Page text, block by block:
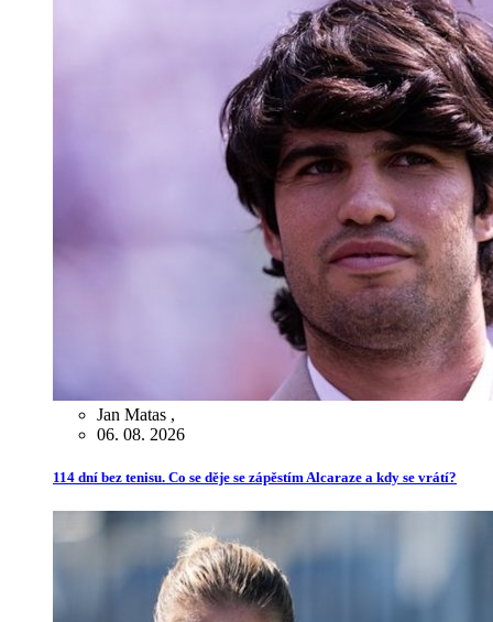
Jan Matas ,
06. 08. 2026
114 dní bez tenisu. Co se děje se zápěstím Alcaraze a kdy se vrátí?